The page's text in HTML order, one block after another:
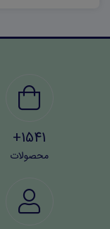
1541+
محصولات